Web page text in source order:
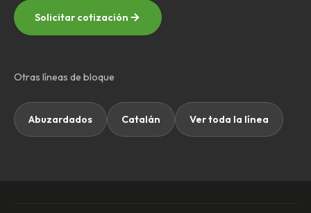
Solicitar cotización
Otras líneas de bloque
Abuzardados Catalán Ver toda la línea